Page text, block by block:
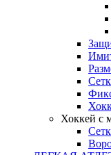
Хоккей с